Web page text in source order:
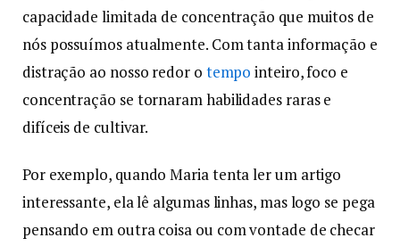
capacidade limitada de concentração que muitos de
nós possuímos atualmente. Com tanta informação e
distração ao nosso redor o tempo inteiro, foco e
concentração se tornaram habilidades raras e
difíceis de cultivar.
Por exemplo, quando Maria tenta ler um artigo
interessante, ela lê algumas linhas, mas logo se pega
pensando em outra coisa ou com vontade de checar